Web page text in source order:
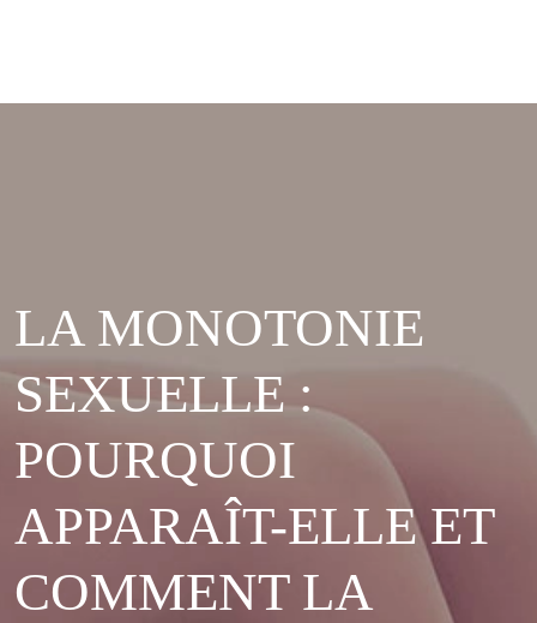
LA MONOTONIE
SEXUELLE :
POURQUOI
APPARAÎT-ELLE ET
COMMENT LA